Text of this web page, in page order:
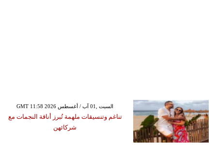
GMT 11:58 2026 السبت ,01 آب / أغسطس
تناغم وتنسيقات ملهمة تُبرز أناقة النجمات مع
شركائهن